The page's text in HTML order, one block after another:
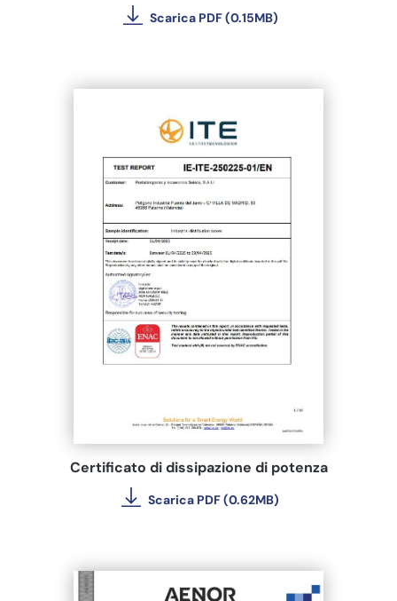
Scarica PDF (0.15MB)
Certificato di dissipazione di potenza
Scarica PDF (0.62MB)